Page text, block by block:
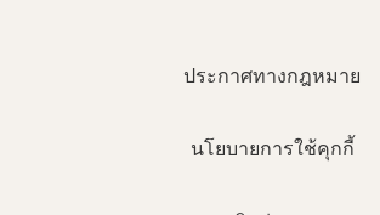
ประกาศทางกฎหมาย
นโยบายการใช้คุกกี้